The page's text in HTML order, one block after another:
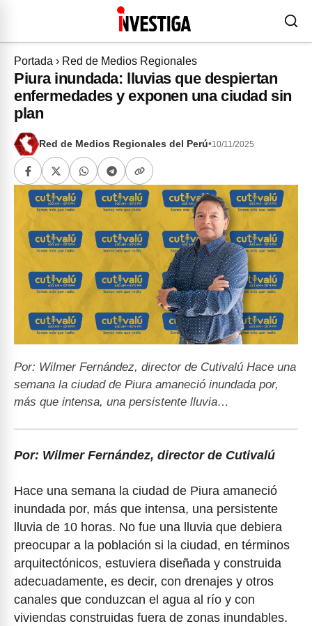
Portada › Red de Medios Regionales
Piura inundada: lluvias que despiertan
enfermedades y exponen una ciudad sin
plan
Red de Medios Regionales del Perú•10/11/2025
Por: Wilmer Fernández, director de Cutivalú Hace una
semana la ciudad de Piura amaneció inundada por,
más que intensa, una persistente lluvia…
Por: Wilmer Fernández, director de Cutivalú
Hace una semana la ciudad de Piura amaneció
inundada por, más que intensa, una persistente
lluvia de 10 horas. No fue una lluvia que debiera
preocupar a la población si la ciudad, en términos
arquitectónicos, estuviera diseñada y construida
adecuadamente, es decir, con drenajes y otros
canales que conduzcan el agua al río y con
viviendas construidas fuera de zonas inundables.